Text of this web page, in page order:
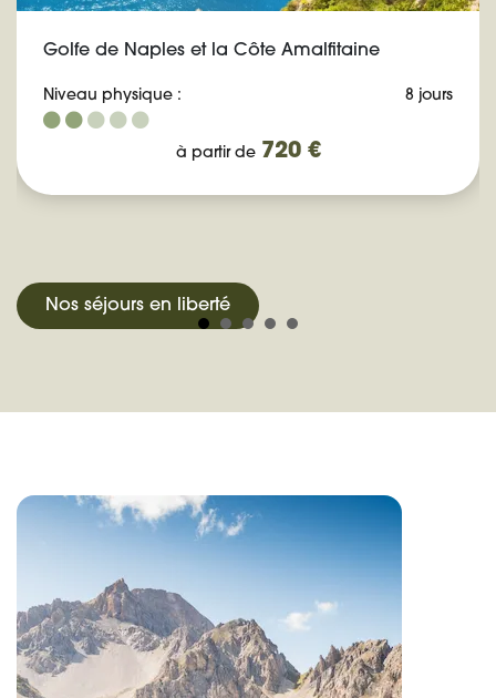
Golfe de Naples et la Côte Amalfitaine
Niveau physique : 8 jours
à partir de 720 €
Nos séjours en liberté